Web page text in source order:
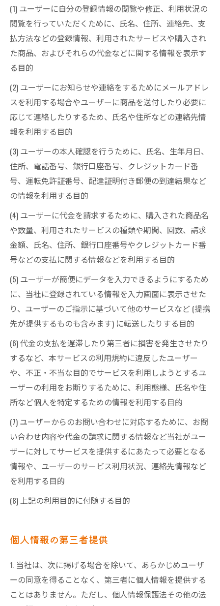
(1) ユーザーに自分の登録情報の閲覧や修正、利用状況の
閲覧を行っていただくために、氏名、住所、連絡先、支
払方法などの登録情報、利用されたサービスや購入され
た商品、およびそれらの代金などに関する情報を表示す
る目的
(2) ユーザーにお知らせや連絡をするためにメールアドレ
スを利用する場合やユーザーに商品を送付したり必要に
応じて連絡したりするため、氏名や住所などの連絡先情
報を利用する目的
(3) ユーザーの本人確認を行うために、氏名、生年月日、
住所、電話番号、銀行口座番号、クレジットカード番
号、運転免許証番号、配達証明付き郵便の到達結果など
の情報を利用する目的
(4) ユーザーに代金を請求するために、購入された商品名
や数量、利用されたサービスの種類や期間、回数、請求
金額、氏名、住所、銀行口座番号やクレジットカード番
号などの支払に関する情報などを利用する目的
(5) ユーザーが簡便にデータを入力できるようにするため
に、当社に登録されている情報を入力画面に表示させた
り、ユーザーのご指示に基づいて他のサービスなど (提携
先が提供するものも含みます) に転送したりする目的
(6) 代金の支払を遅滞したり第三者に損害を発生させたり
するなど、本サービスの利用規約に違反したユーザー
や、不正・不当な目的でサービスを利用しようとするユ
ーザーの利用をお断りするために、利用態様、氏名や住
所など個人を特定するための情報を利用する目的
(7) ユーザーからのお問い合わせに対応するために、お問
い合わせ内容や代金の請求に関する情報など当社がユー
ザーに対してサービスを提供するにあたって必要となる
情報や、ユーザーのサービス利用状況、連絡先情報など
を利用する目的
(8) 上記の利用目的に付随する目的
個人情報の第三者提供
1. 当社は、次に掲げる場合を除いて、あらかじめユーザ
ーの同意を得ることなく、第三者に個人情報を提供する
ことはありません。ただし、個人情報保護法その他の法